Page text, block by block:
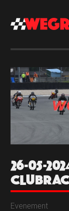
26-05-
Evenement